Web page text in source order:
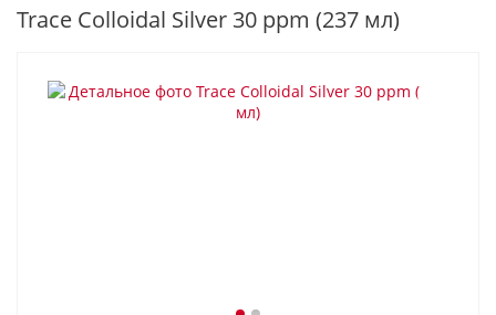
Trace Colloidal Silver 30 ppm (237 мл)